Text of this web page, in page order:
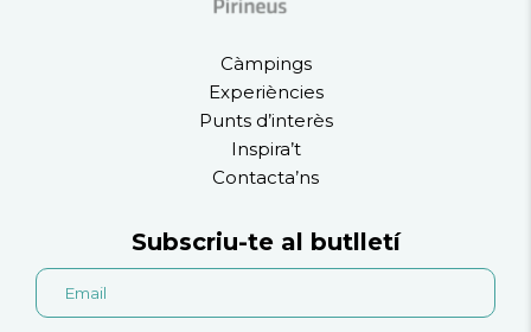
Càmpings
Experiències
Punts d’interès
Inspira’t
Contacta’ns
Subscriu-te al butlletí